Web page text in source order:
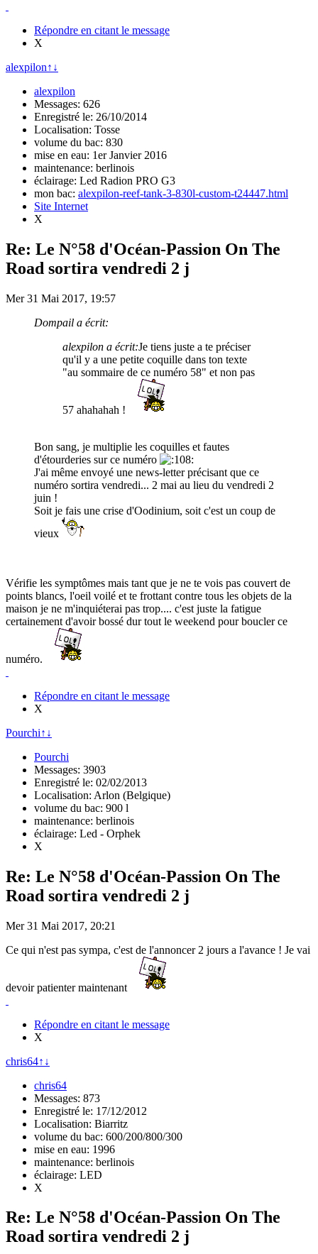
Répondre en citant le message
X
alexpilon↑ ↓
alexpilon
Messages: 626
Enregistré le: 26/10/2014
Localisation: Tosse
volume du bac: 830
mise en eau: 1er Janvier 2016
maintenance: berlinois
éclairage: Led Radion PRO G3
mon bac: alexpilon-reef-tank-3-830l-custom-t24447.html
Site Internet
X
Re: Le N°58 d'Océan-Passion On The
Road sortira vendredi 2 j
Mer 31 Mai 2017, 19:57
Dompail a écrit:
alexpilon a écrit:Je tiens juste a te préciser
qu'il y a une petite coquille dans ton texte
"au sommaire de ce numéro 58" et non pas
57 ahahahah !
Bon sang, je multiplie les coquilles et fautes
d'étourderies sur ce numéro
J'ai même envoyé une news-letter précisant que ce
numéro sortira vendredi... 2 mai au lieu du vendredi 2
juin !
Soit je fais une crise d'Oodinium, soit c'est un coup de
vieux
Vérifie les symptômes mais tant que je ne te vois pas couvert de
points blancs, l'oeil voilé et te frottant contre tous les objets de la
maison je ne m'inquiéterai pas trop.... c'est juste la fatigue
certainement d'avoir bossé dur tout le weekend pour boucler ce
numéro.
Répondre en citant le message
X
Pourchi↑ ↓
Pourchi
Messages: 3903
Enregistré le: 02/02/2013
Localisation: Arlon (Belgique)
volume du bac: 900 l
maintenance: berlinois
éclairage: Led - Orphek
X
Re: Le N°58 d'Océan-Passion On The
Road sortira vendredi 2 j
Mer 31 Mai 2017, 20:21
Ce qui n'est pas sympa, c'est de l'annoncer 2 jours a l'avance ! Je vai
devoir patienter maintenant
Répondre en citant le message
X
chris64↑ ↓
chris64
Messages: 873
Enregistré le: 17/12/2012
Localisation: Biarritz
volume du bac: 600/200/800/300
mise en eau: 1996
maintenance: berlinois
éclairage: LED
X
Re: Le N°58 d'Océan-Passion On The
Road sortira vendredi 2 j